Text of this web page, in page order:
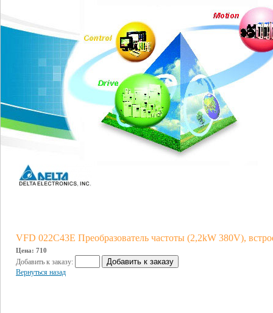
VFD 022C43E Преобразователь частоты (2,2kW 380V),
Цена: 710
Добавить к заказу:
Вернуться назад